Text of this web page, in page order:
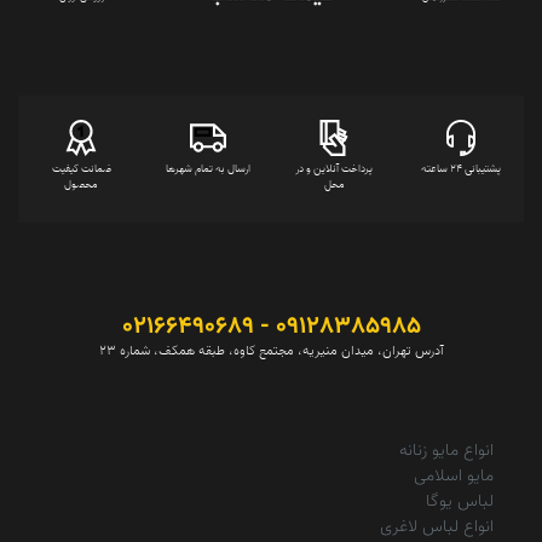
پشتیبانی 24 ساعته
پرداخت آنلاین و در
محل
ارسال به تمام شهرها
ضمانت کیفیت
محصول
09128385985 - 02166490689
آدرس تهران، میدان منیریه، مجتمع کاوه، طبقه همکف، شماره 23
انواع مایو زنانه
مایو اسلامی
لباس یوگا
انواع لباس لاغری